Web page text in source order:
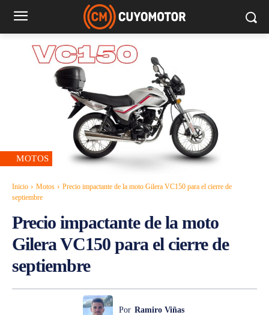
MOTOS
Inicio Motos
Precio impactante de la moto Gilera VC150 para el cierre de
septiembre
Precio impactante de la moto
Gilera VC150 para el cierre de
septiembre
Por Ramiro Viñas